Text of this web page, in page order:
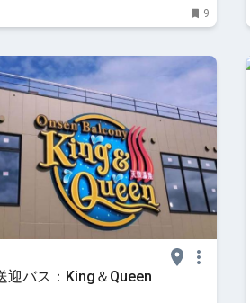
9
迎バス：King＆Queen